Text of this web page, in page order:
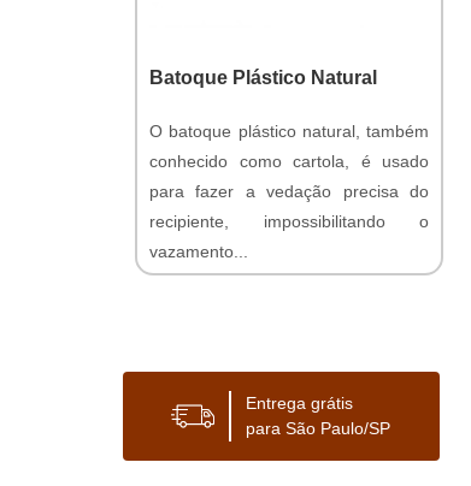
Batoque Plástico Natural
O batoque plástico natural, também
conhecido como cartola, é usado
para fazer a vedação precisa do
recipiente, impossibilitando o
vazamento...
Entrega grátis
para São Paulo/SP